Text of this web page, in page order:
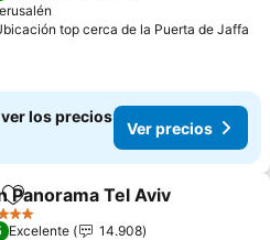
top cerca de la Puerta de Jaffa
los precios
Ver precios
Añadir a favoritos
Panorama Tel Aviv
Excelente
14.908